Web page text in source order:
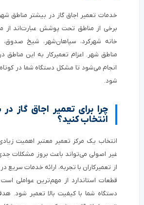
خدمات تعمیر اجاق گاز در بیشتر مناطق
برخی از مناطق تحت پوشش عبارت‌اند از
خانه شهرکرد، سپاهان‌شهر، شیخ صدوق،
مناطق شهر. اعزام تعمیرکار به این مناطق
انجام می‌شود تا مشکل دستگاه شما در
شود.
چرا برای تعمیر اجاق گاز در
انتخاب کنید؟
انتخاب یک مرکز تعمیر معتبر اهمیت زیادی
غیر اصولی می‌تواند باعث بروز مشکلات
از تعمیرکاران با تجربه، ارائه خدمات سریع
قطعات استاندارد از مهم‌ترین عواملی
دستگاه شما با کیفیت بالا تعمیر شود.